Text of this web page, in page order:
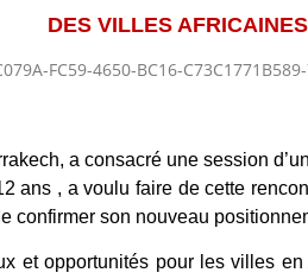
DES VILLES AFRICAINES
a consacré une session
ans , a voulu faire de cette
son nouveau
et opportunités pour les villes